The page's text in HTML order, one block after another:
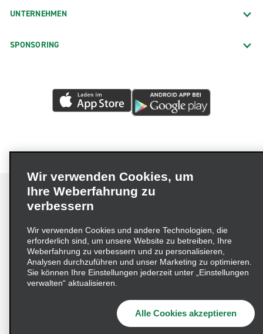
UNTERNEHMEN
SPONSORING
Impressum Nutzungsbedingungen
Datenschutzrichtlinie
Cookie-Richtlinie
Datenschutzoptionen
Lieferkettensorgfaltspflichtengesetz (LkSG) Grundsatzerklärung
Beschwerdeverfahren nach dem
© 2026 Enterprise Holdings, Inc. Alle Rechte vorbehalten
Wir verwenden Cookies, um
Ihre Weberfahrung zu
verbessern
Wir verwenden Cookies und andere Technologien, die
erforderlich sind, um unsere Website zu betreiben, Ihre
Weberfahrung zu verbessern und zu personalisieren,
Analysen durchzuführen und unser Marketing zu optimieren.
Sie können Ihre Einstellungen jederzeit unter „Einstellungen
verwalten“ aktualisieren.
Alle Cookies akzeptieren